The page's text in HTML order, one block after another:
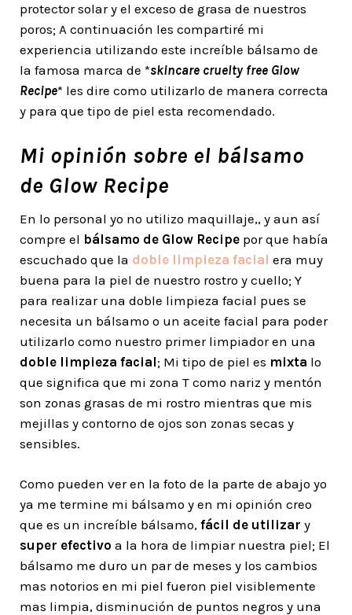
protector solar y el exceso de grasa de nuestros
poros; A continuación les compartiré mi
experiencia utilizando este increíble bálsamo de
la famosa marca de *skincare cruelty free Glow
Recipe* les dire como utilizarlo de manera correcta
y para que tipo de piel esta recomendado.
Mi opinión sobre el bálsamo
de Glow Recipe
En lo personal yo no utilizo maquillaje,, y aun así
compre el bálsamo de Glow Recipe por que había
escuchado que la doble limpieza facial era muy
buena para la piel de nuestro rostro y cuello; Y
para realizar una doble limpieza facial pues se
necesita un bálsamo o un aceite facial para poder
utilizarlo como nuestro primer limpiador en una
doble limpieza facial; Mi tipo de piel es mixta lo
que significa que mi zona T como nariz y mentón
son zonas grasas de mi rostro mientras que mis
mejillas y contorno de ojos son zonas secas y
sensibles.
Como pueden ver en la foto de la parte de abajo yo
ya me termine mi bálsamo y en mi opinión creo
que es un increíble bálsamo, fácil de utilizar y
super efectivo a la hora de limpiar nuestra piel; El
bálsamo me duro un par de meses y los cambios
mas notorios en mi piel fueron piel visiblemente
mas limpia, disminución de puntos negros y una